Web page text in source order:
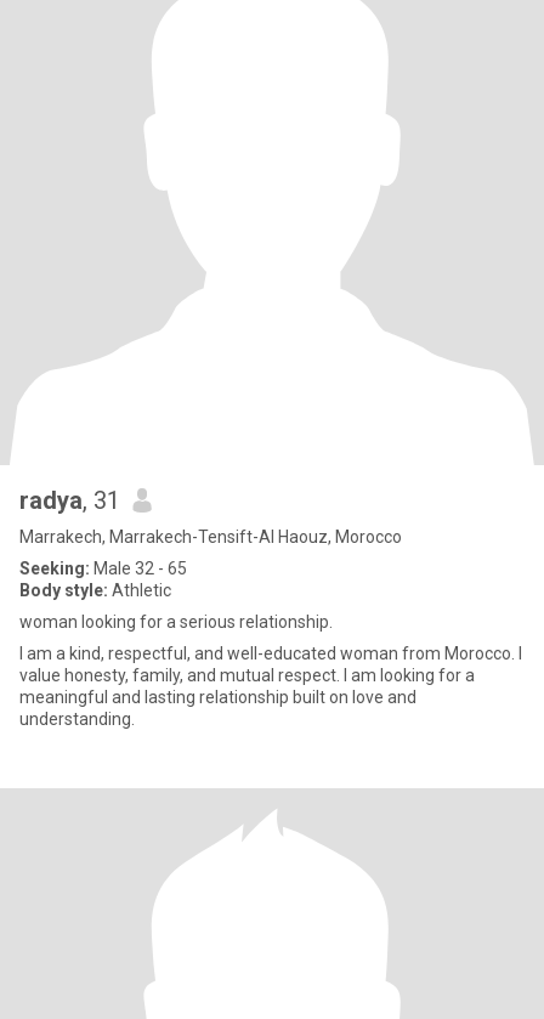
radya, 31
Marrakech, Marrakech-Tensift-Al Haouz, Morocco
Seeking: Male 32 - 65
Body style: Athletic
woman looking for a serious relationship.
I am a kind, respectful, and well-educated woman from Morocco. I
value honesty, family, and mutual respect. I am looking for a
meaningful and lasting relationship built on love and
understanding.